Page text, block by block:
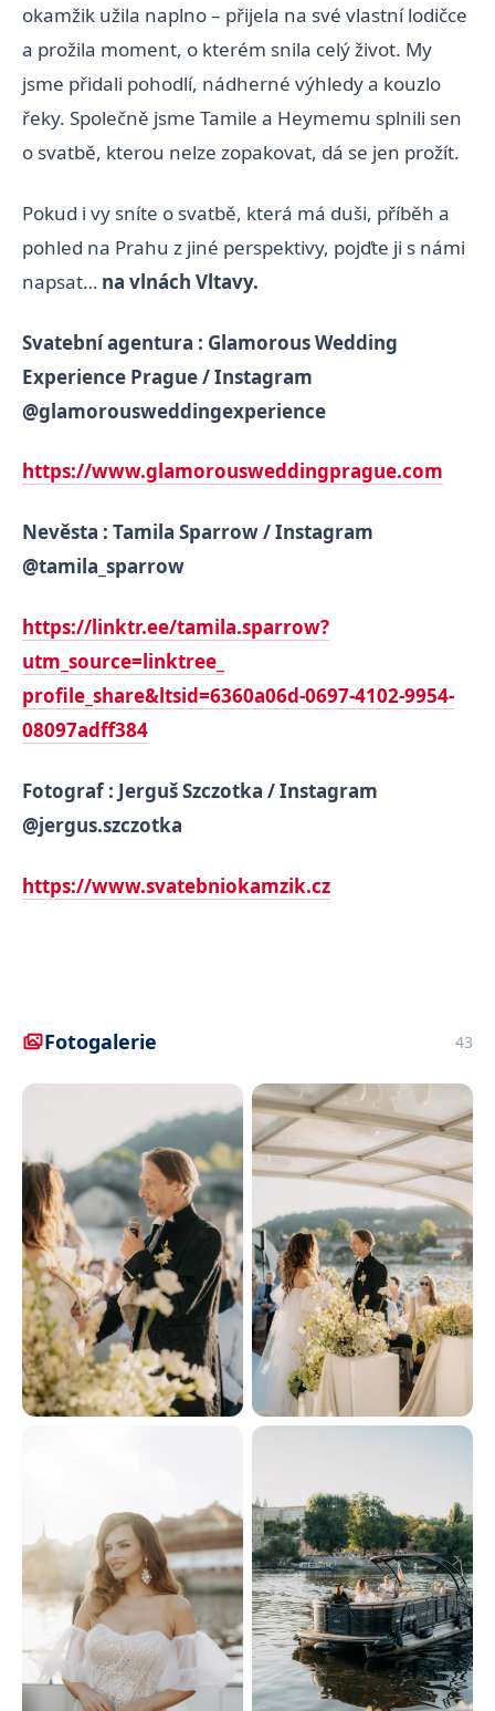
okamžik užila naplno – přijela na své vlastní lodičce
a prožila moment, o kterém snila celý život. My
jsme přidali pohodlí, nádherné výhledy a kouzlo
řeky. Společně jsme Tamile a Heymemu splnili sen
o svatbě, kterou nelze zopakovat, dá se jen prožít.
Pokud i vy sníte o svatbě, která má duši, příběh a
pohled na Prahu z jiné perspektivy, pojďte ji s námi
napsat… na vlnách Vltavy.
Svatební agentura : Glamorous Wedding
Experience Prague / Instagram
@glamorousweddingexperience
https://www.glamorousweddingprague.com
Nevěsta : Tamila Sparrow / Instagram
@tamila_sparrow
https://linktr.ee/tamila.sparrow?
utm_source=linktree_
profile_share&ltsid=6360a06d-0697-4102-9954-
08097adff384
Fotograf : Jerguš Szczotka / Instagram
@jergus.szczotka
https://www.svatebniokamzik.cz
Fotogalerie 43